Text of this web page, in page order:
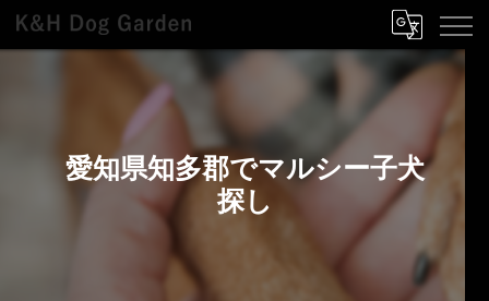
愛知県知多郡でマルシー子犬
探し